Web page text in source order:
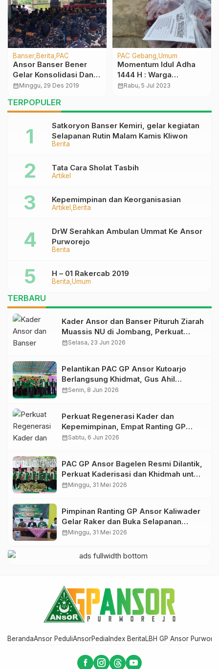
Banser Berita PAC
Ansor Banser Bener
Gelar Konsolidasi Dan
Apel Tanggap Bencana
calendar_monthMinggu, 29 Des 2019
PAC Gebang Umum
Momentum Idul Adha
1444 H : Warga
Nahdliyyin di
calendar_monthRabu, 5 Jul 2023
TERPOPULER
Berita
Satkoryon Banser Kemiri, gelar kegiatan
Selapanan Rutin Malam Kamis Kliwon
Artikel
Tata Cara Sholat Tasbih
Artikel Berita
Kepemimpinan dan Keorganisasian
Berita
DrW Serahkan Ambulan Ummat Ke Ansor
Purworejo
Berita Umum
H – 01 Rakercab 2019
TERBARU
Kader Ansor dan Banser Pituruh Ziarah
Muassis NU di Jombang, Perkuat
Spirit Khidmah dan Ke-NU-an
calendar_monthSelasa, 23 Jun 2026
Pelantikan PAC GP Ansor Kutoarjo
Berlangsung Khidmat, Gus Ahil
Ingatkan Ansor Harus Bermanfaat bagi
calendar_monthSenin, 8 Jun 2026
Perkuat Regenerasi Kader dan
Kepemimpinan, Empat Ranting GP
Ansor di Bagelen Gelar Reorganisasi
calendar_monthSabtu, 6 Jun 2026
PAC GP Ansor Bagelen Resmi Dilantik,
Perkuat Kaderisasi dan Khidmah untuk
Masyarakat
calendar_monthMinggu, 31 Mei 2026
Pimpinan Ranting GP Ansor Kaliwader
Gelar Raker dan Buka Selapanan
Rijalul Ansor, Perkuat Organisasi dan
calendar_monthMinggu, 31 Mei 2026
BerandaAnsor PeduliAnsorPedia Index BeritaLBH GP Ansor